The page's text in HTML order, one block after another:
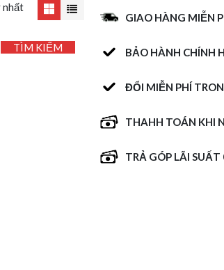
nhất
TÌM KIẾM
GIAO HÀNG MIỄN
BẢO HÀNH CHÍNH
ĐỔI MIỄN PHÍ
THAHH TOÁN KHI
TRẢ GÓP LÃI SUẤT